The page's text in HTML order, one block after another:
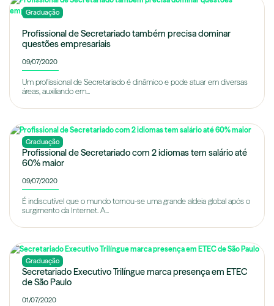
Graduação
Profissional de Secretariado também precisa dominar
questões empresariais
09/07/2020
Um profissional de Secretariado é dinâmico e pode atuar em diversas
áreas, auxiliando em...
Graduação
Profissional de Secretariado com 2 idiomas tem salário até
60% maior
09/07/2020
É indiscutível que o mundo tornou-se uma grande aldeia global após o
surgimento da Internet. A...
Graduação
Secretariado Executivo Trilíngue marca presença em ETEC
de São Paulo
01/07/2020